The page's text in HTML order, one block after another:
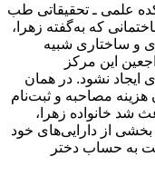
علمی ـ تحقیقاتی طب
که به‌گفته زهرا،
و ساختاری شبیه
این مرکز
ایجاد نشود. در همان
دلار به‌عنوان هزینه مصاحبه و ثبت‌نام
شد خانواده زهرا،
از دارایی‌های خود
به حساب دختر